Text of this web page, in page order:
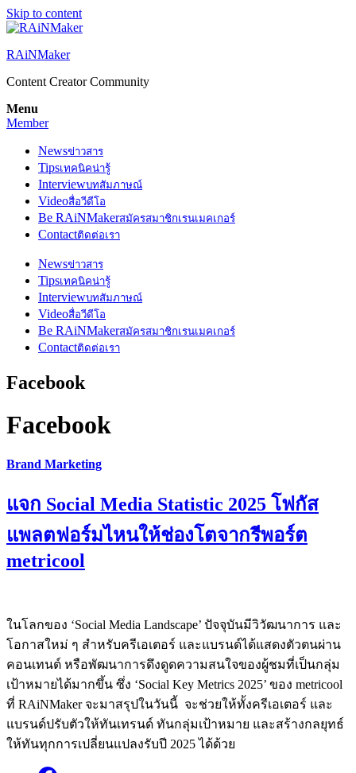
Skip to content
RAiNMaker
Content Creator Community
Menu
Member
Newsข่าวสาร
Tipsเทคนิคน่ารู้
Interviewบทสัมภาษณ์
Videoสื่อวีดีโอ
Be RAiNMakerสมัครสมาชิกเรนเมคเกอร์
Contactติดต่อเรา
Newsข่าวสาร
Tipsเทคนิคน่ารู้
Interviewบทสัมภาษณ์
Videoสื่อวีดีโอ
Be RAiNMakerสมัครสมาชิกเรนเมคเกอร์
Contactติดต่อเรา
Facebook
Facebook
Brand Marketing
แจก Social Media Statistic 2025 โฟกัส
แพลตฟอร์มไหนให้ช่องโตจากรีพอร์ต
metricool
ในโลกของ ‘Social Media Landscape’ ปัจจุบันมีวิวัฒนาการ และ
โอกาสใหม่ ๆ สำหรับครีเอเตอร์ และแบรนด์ได้แสดงตัวตนผ่าน
คอนเทนต์ หรือพัฒนาการดึงดูดความสนใจของผู้ชมที่เป็นกลุ่ม
เป้าหมายได้มากขึ้น ซึ่ง ‘Social Key Metrics 2025’ ของ metricool
ที่ RAiNMaker จะมาสรุปในวันนี้ จะช่วยให้ทั้งครีเอเตอร์ และ
แบรนด์ปรับตัวให้ทันเทรนด์ ทันกลุ่มเป้าหมาย และสร้างกลยุทธ์
ให้ทันทุกการเปลี่ยนแปลงรับปี 2025 ได้ด้วย